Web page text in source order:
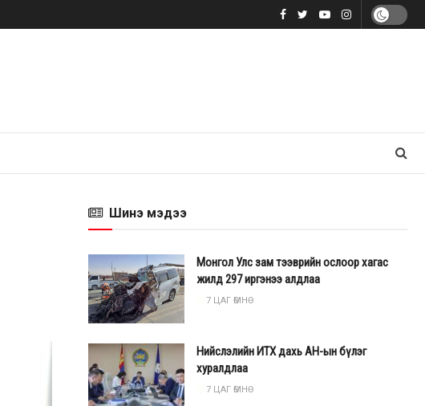
Шинэ мэдээ
Монгол Улс зам тээврийн ослоор хагас
жилд 297 иргэнээ алдлаа
7 ЦАГ ӨМНӨ
Нийслэлийн ИТХ дахь АН-ын бүлэг
хуралдлаа
7 ЦАГ ӨМНӨ